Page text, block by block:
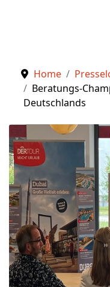
Home
Beratungs-
Deutschlands